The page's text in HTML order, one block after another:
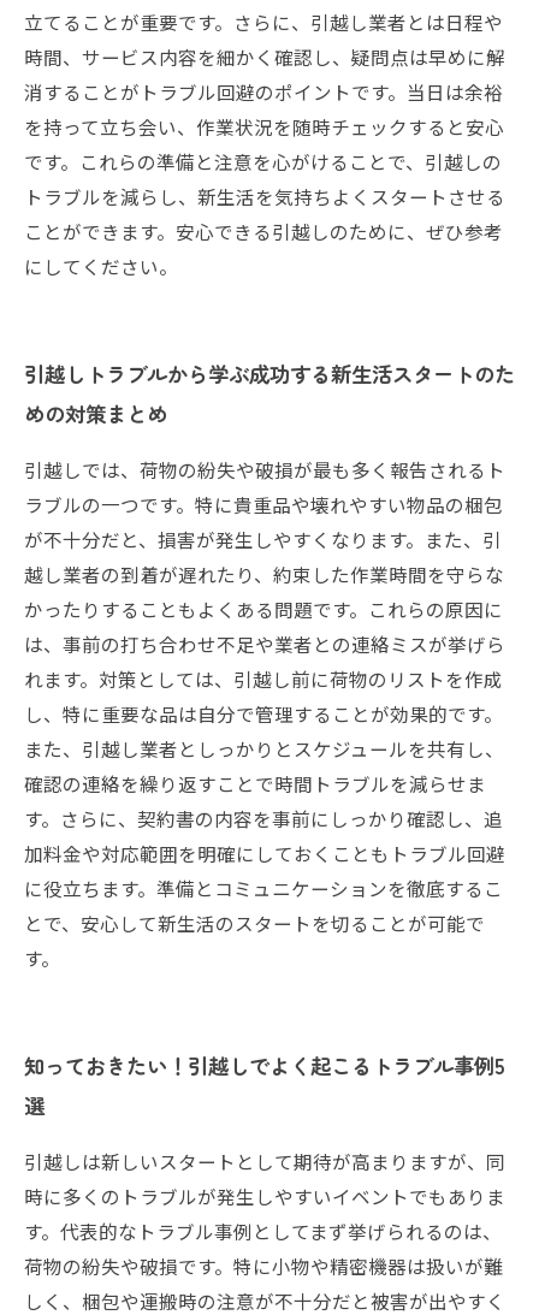
立てることが重要です。さらに、引越し業者とは日程や
時間、サービス内容を細かく確認し、疑問点は早めに解
消することがトラブル回避のポイントです。当日は余裕
を持って立ち会い、作業状況を随時チェックすると安心
です。これらの準備と注意を心がけることで、引越しの
トラブルを減らし、新生活を気持ちよくスタートさせる
ことができます。安心できる引越しのために、ぜひ参考
にしてください。
引越しトラブルから学ぶ成功する新生活スタートのた
めの対策まとめ
引越しでは、荷物の紛失や破損が最も多く報告されるト
ラブルの一つです。特に貴重品や壊れやすい物品の梱包
が不十分だと、損害が発生しやすくなります。また、引
越し業者の到着が遅れたり、約束した作業時間を守らな
かったりすることもよくある問題です。これらの原因に
は、事前の打ち合わせ不足や業者との連絡ミスが挙げら
れます。対策としては、引越し前に荷物のリストを作成
し、特に重要な品は自分で管理することが効果的です。
また、引越し業者としっかりとスケジュールを共有し、
確認の連絡を繰り返すことで時間トラブルを減らせま
す。さらに、契約書の内容を事前にしっかり確認し、追
加料金や対応範囲を明確にしておくこともトラブル回避
に役立ちます。準備とコミュニケーションを徹底するこ
とで、安心して新生活のスタートを切ることが可能で
す。
知っておきたい！引越しでよく起こるトラブル事例5
選
引越しは新しいスタートとして期待が高まりますが、同
時に多くのトラブルが発生しやすいイベントでもありま
す。代表的なトラブル事例としてまず挙げられるのは、
荷物の紛失や破損です。特に小物や精密機器は扱いが難
しく、梱包や運搬時の注意が不十分だと被害が出やすく